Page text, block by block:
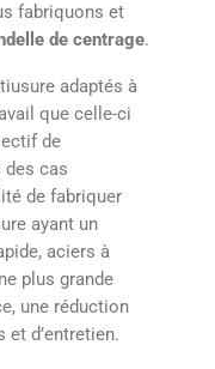
fabriquons et
de centrage.
adaptés à
que celle-ci
de
des cas
de fabriquer
ayant un
aciers à
plus grande
une réduction
et d’entretien.